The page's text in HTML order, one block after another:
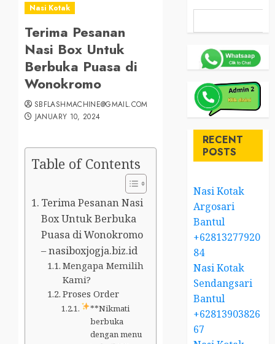
Nasi Kotak
Terima Pesanan
Nasi Box Untuk
Berbuka Puasa di
Wonokromo
SBFLASHMACHINE@GMAIL.COM
JANUARY 10, 2024
Table of Contents
Terima Pesanan Nasi
Box Untuk Berbuka
Puasa di Wonokromo
– nasiboxjogja.biz.id
Mengapa Memilih
Kami?
Proses Order
**Nikmati
berbuka
dengan menu
RECENT
POSTS
Nasi Kotak
Argosari
Bantul
+62813277920
84
Nasi Kotak
Sendangsari
Bantul
+62813903826
67